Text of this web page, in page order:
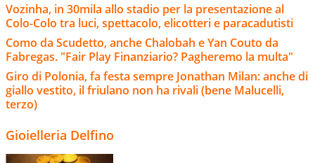
Vozinha, in 30mila allo stadio per la presentazione al
Colo-Colo tra luci, spettacolo, elicotteri e paracadutisti
Como da Scudetto, anche Chalobah e Yan Couto da
Fabregas. "Fair Play Finanziario? Pagheremo la multa"
Giro di Polonia, fa festa sempre Jonathan Milan: anche di
giallo vestito, il friulano non ha rivali (bene Malucelli,
terzo)
Gioielleria Delfino